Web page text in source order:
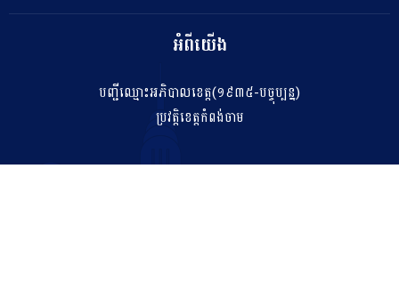
អំពីយើង
បញ្ជីឈ្មោះអភិបាលខេត្ត(១៩៣៥-បច្ចុប្បន្ន)
ប្រវត្តិខេត្តកំពង់ចាម